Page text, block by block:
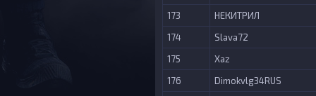
173
НЕКИТРИЛ
174
Slava72
175
Xaz
176
Dimokvlg34RUS